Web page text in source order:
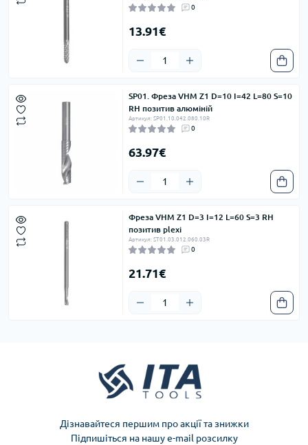
0
13.91€
SP01. Фреза VHM Z1 D=10 I=42 L=80 S=10
RH позитив алюміній
Артикул: SP01.10.042.080.10R
0
63.97€
Фреза VHM Z1 D=3 I=12 L=60 S=3 RH
позитив plexi
Артикул: ST01.03.012.060.03R
0
21.71€
Дізнавайтеся першим про акції та знижки
Підпишіться на нашу e-mail розсилку